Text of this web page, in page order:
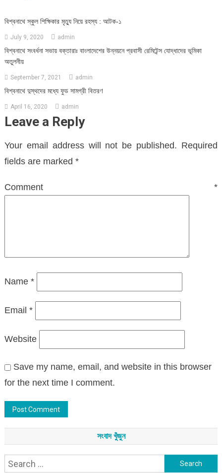
বিশ্বনাথে স্কুল শিক্ষিকার মৃত্যু নিয়ে রহস্য : আটক-১
July 9, 2020 admin
বিশ্বনাথে সংবর্ধনা সভায় বক্তারাঃ বাংলাদেশের উন্নয়নে প্রবাসী রেমিটেন্স যোদ্ধাদের ভূমিকা
অতুলনীয়
September 7, 2021 admin
বিশ্বনাথে দুস্থদের মধ্যে ফুড সামগ্রী বিতরণ
April 16, 2020 admin
Leave a Reply
Your email address will not be published. Required
fields are marked *
Comment*
Name *
Email *
Website
Save my name, email, and website in this browser
for the next time I comment.
সংবাদ খুঁজুন
Search